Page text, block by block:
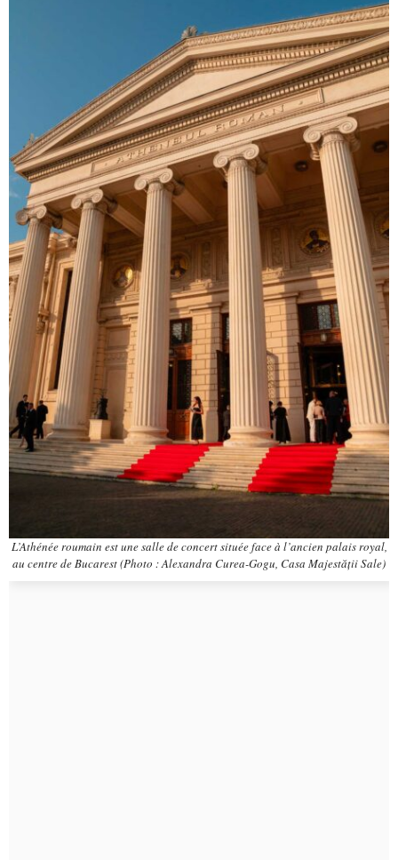
L’Athénée roumain est une salle de concert située face à l’ancien palais royal,
au centre de Bucarest (Photo : Alexandra Curea-Gogu, Casa Majestății Sale)